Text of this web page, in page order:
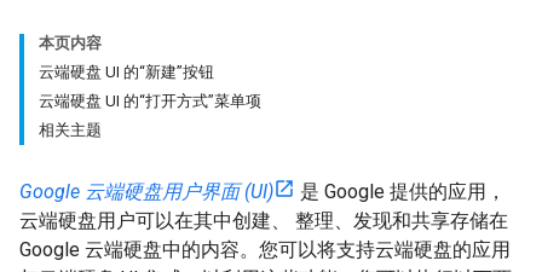
本页内容
云端硬盘 UI 的“新建”按钮
云端硬盘 UI 的“打开方式”菜单项
相关主题
Google 云端硬盘用户界面 (UI)
是 Google 提供的应用，
云端硬盘用户可以在其中创建、 整理、发现和共享存储在
Google 云端硬盘中的内容。您可以将支持云端硬盘的应用